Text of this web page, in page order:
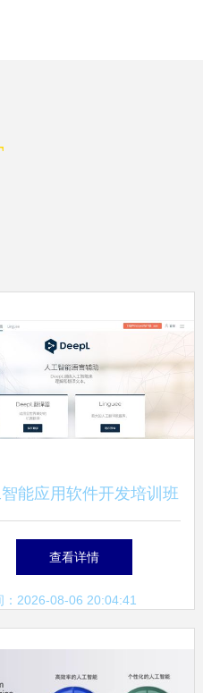
智能应用软件开发培训班
提升你的AI实战能力
查看详情
：2026-08-06 20:04:41